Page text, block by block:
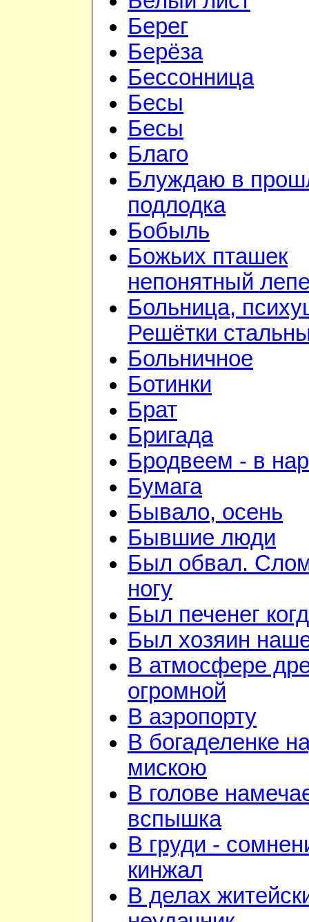
Берег
Берёза
Бессонница
Бесы
Бесы
Благо
Блуждаю в
подлодка
Бобыль
Божьих пташек
непонятный
Больница,
Решётки
Больничное
Ботинки
Брат
Бригада
Бродвеем - в
Бумага
Бывало, осень
Бывшие люди
Был обвал.
ногу
Был печенег
Был хозяин
В атмосфере
огромной
В аэропорту
В богаделенке
мискою
В голове
вспышка
В груди -
кинжал
В делах